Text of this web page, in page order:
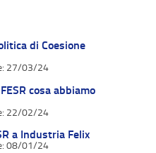
di Coesione
27/03/24
cosa abbiamo
22/02/24
a Industria Felix
08/01/24